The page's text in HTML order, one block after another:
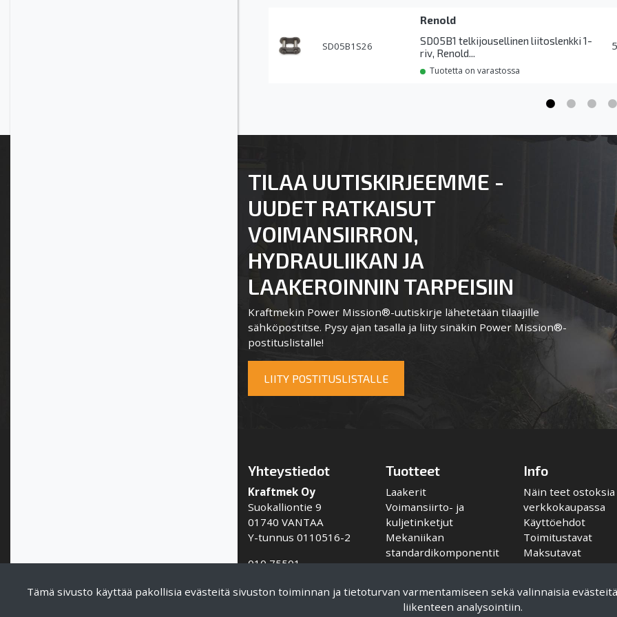
Tämä sivusto käyttää pakollisia evästeitä sivuston toiminnan ja tietoturvan varmentamiseen sekä valinnaisia
liikenteen analysointiin.
SD05B1S26
Renold
SD05B1 telkijousellinen liitoslenkki 1-
riv, Renold...
Tuotetta on varastossa
TILAA UUTISKIRJEEMME -
UUDET RATKAISUT
VOIMANSIIRRON,
HYDRAULIIKAN JA
LAAKEROINNIN TARPEISIIN
Kraftmekin Power Mission®-uutiskirje lähetetään tilaajille
sähköpostitse. Pysy ajan tasalla ja liity sinäkin Power Mission®-
postituslistalle!
LIITY POSTITUSLISTALLE
Yhteystiedot
Kraftmek Oy
Suokalliontie 9
01740 VANTAA
Y-tunnus 0110516-2
010 75501
www.kraftmek.com
Tuotteet
Laakerit
Voimansiirto- ja
kuljetinketjut
Mekaniikan
standardikomponentit
Kytkimet
Info
Näin teet ostoksia
verkkokaupassa
Käyttöehdot
Toimitustavat
Maksutavat
Tietosuojaseloste